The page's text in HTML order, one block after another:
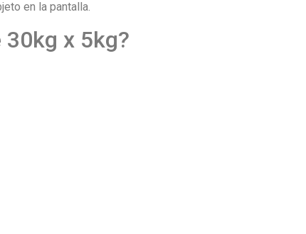
en la pantalla.
x 5kg?